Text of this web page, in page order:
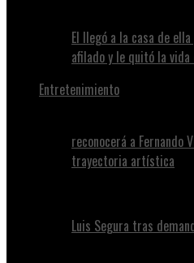
El llegó a la casa de
afilado y le quitó la
Entretenimiento
reconocerá a Fernando
trayectoria artística
Luis Segura tras